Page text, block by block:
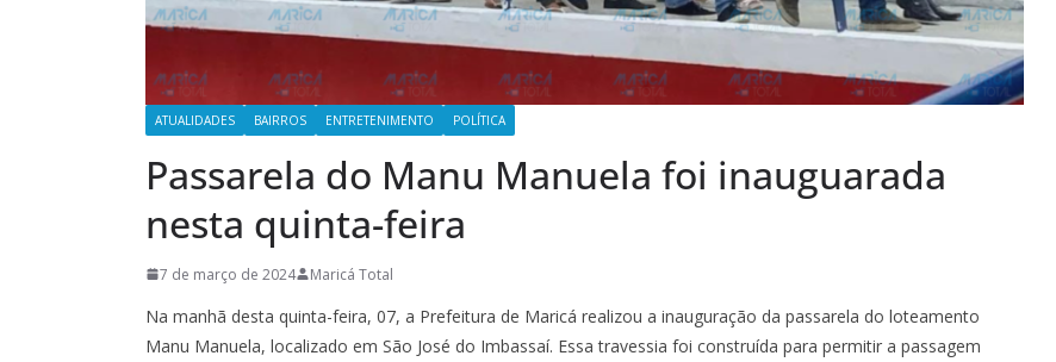
ATUALIDADES BAIRROS ENTRETENIMENTO POLÍTICA
Passarela do Manu Manuela foi inauguarada
nesta quinta-feira
7 de março de 2024 Maricá Total
Na manhã desta quinta-feira, 07, a Prefeitura de Maricá realizou a inauguração da passarela do loteamento
Manu Manuela, localizado em São José do Imbassaí. Essa travessia foi construída para permitir a passagem